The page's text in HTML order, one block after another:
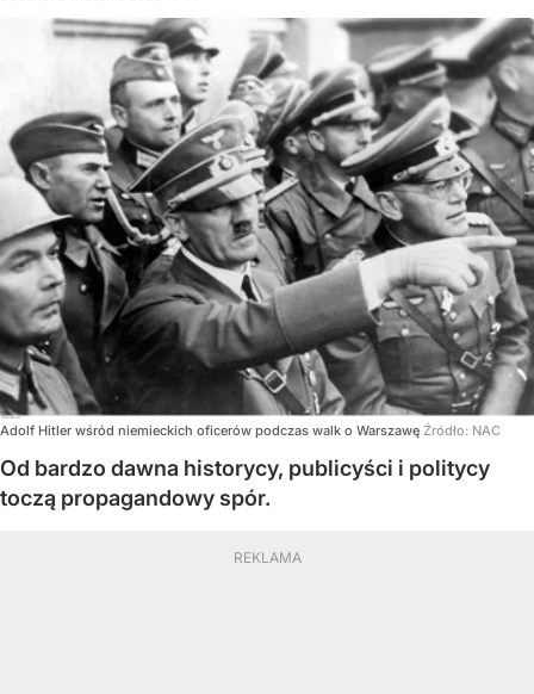
Adolf Hitler wśród niemieckich oficerów podczas walk o Warszawę Źródło: NAC
Od bardzo dawna historycy, publicyści i politycy
toczą propagandowy spór.